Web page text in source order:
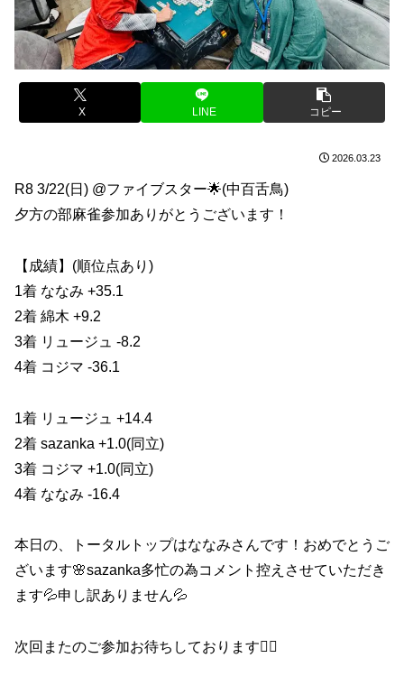
X LINE コピー
2026.03.23
R8 3/22(日) @ファイブスター🌟(中百舌鳥)
夕方の部麻雀参加ありがとうございます！
【成績】(順位点あり)
1着 ななみ +35.1
2着 綿木 +9.2
3着 リュージュ -8.2
4着 コジマ -36.1
1着 リュージュ +14.4
2着 sazanka +1.0(同立)
3着 コジマ +1.0(同立)
4着 ななみ -16.4
本日の、トータルトップはななみさんです！おめでとうご
ざいます🌸sazanka多忙の為コメント控えさせていただき
ます💦申し訳ありません💦
次回またのご参加お待ちしております🙇‍♀️